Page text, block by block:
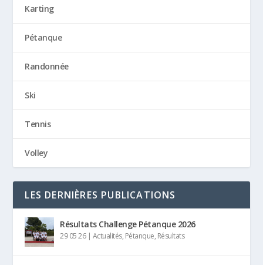
Karting
Pétanque
Randonnée
Ski
Tennis
Volley
LES DERNIÈRES PUBLICATIONS
Résultats Challenge Pétanque 2026
29 05 26| Actualités, Pétanque, Résultats